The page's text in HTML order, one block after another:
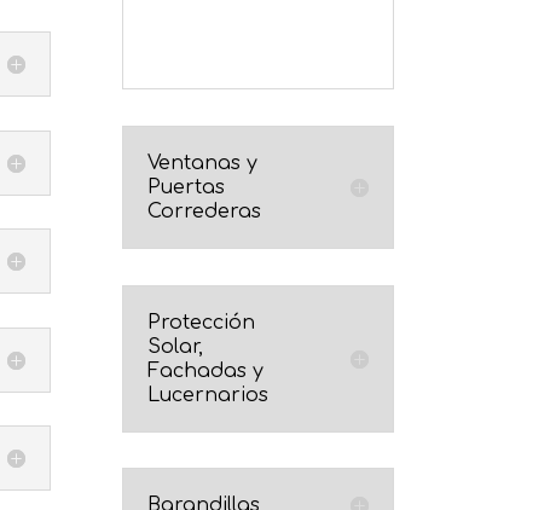
Ventanas y
Puertas
Correderas
Protección
Solar,
Fachadas y
Lucernarios
Barandillas